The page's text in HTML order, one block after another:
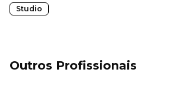
Studio
Outros Profissionais